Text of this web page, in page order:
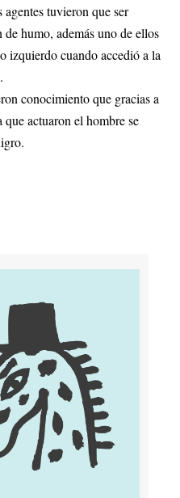
tuvieron que ser
humo, además uno de ellos
izquierdo cuando accedió a la
conocimiento que gracias a
actuaron el hombre se